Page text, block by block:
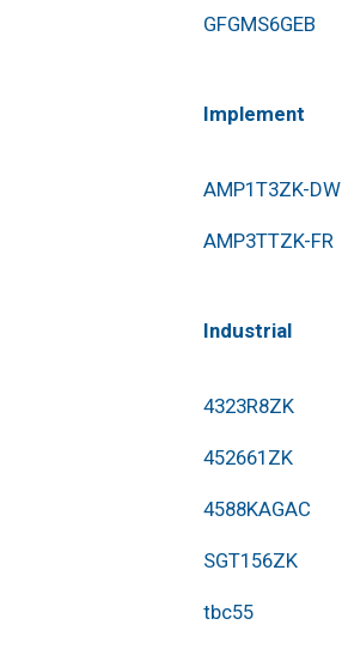
GFGMS6GEB
Implement
AMP1T3ZK-DW
AMP3TTZK-FR
Industrial
4323R8ZK
452661ZK
4588KAGAC
SGT156ZK
tbc55